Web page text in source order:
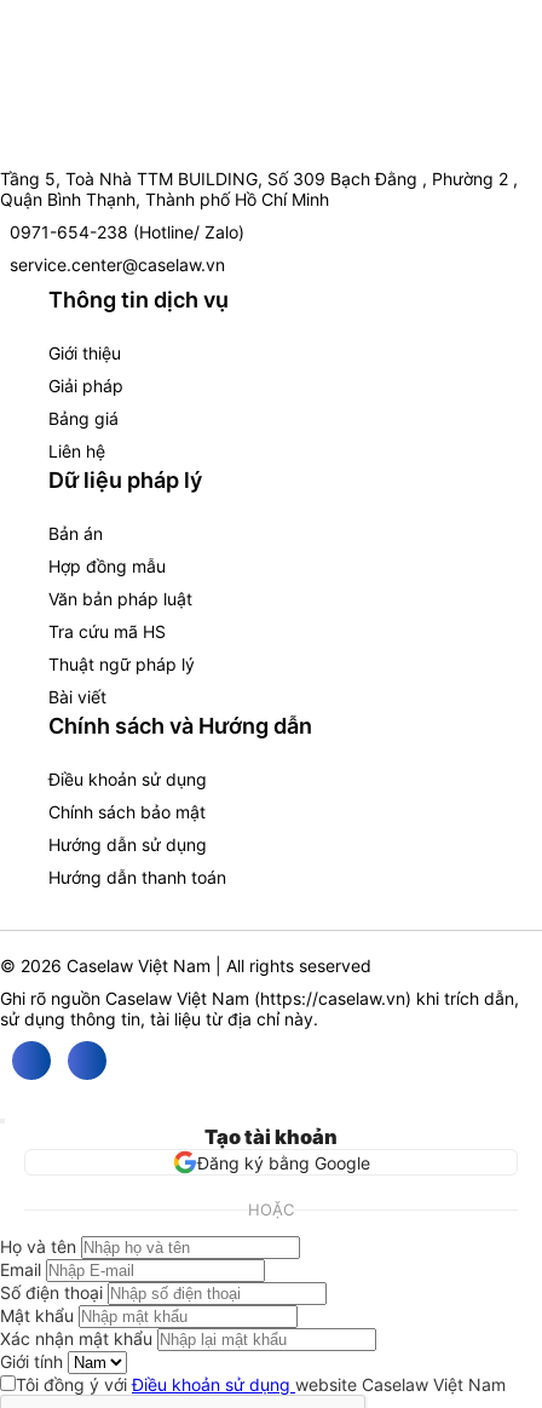
Tầng 5, Toà Nhà TTM BUILDING, Số 309 Bạch Đằng , Phường 2 ,
Quận Bình Thạnh, Thành phố Hồ Chí Minh
0971-654-238 (Hotline/ Zalo)
service.center@caselaw.vn
Thông tin dịch vụ
Giới thiệu
Giải pháp
Bảng giá
Liên hệ
Dữ liệu pháp lý
Bản án
Hợp đồng mẫu
Văn bản pháp luật
Tra cứu mã HS
Thuật ngữ pháp lý
Bài viết
Chính sách và Hướng dẫn
Điều khoản sử dụng
Chính sách bảo mật
Hướng dẫn sử dụng
Hướng dẫn thanh toán
© 2026 Caselaw Việt Nam | All rights seserved
Ghi rõ nguồn Caselaw Việt Nam (https://caselaw.vn) khi trích dẫn,
sử dụng thông tin, tài liệu từ địa chỉ này.
Tạo tài khoản
Đăng ký bằng Google
HOẶC
Họ và tên
Email
Số điện thoại
Mật khẩu
Xác nhận mật khẩu
Giới tính
Tôi đồng ý vớiĐiều khoản sử dụng website Caselaw Việt Nam